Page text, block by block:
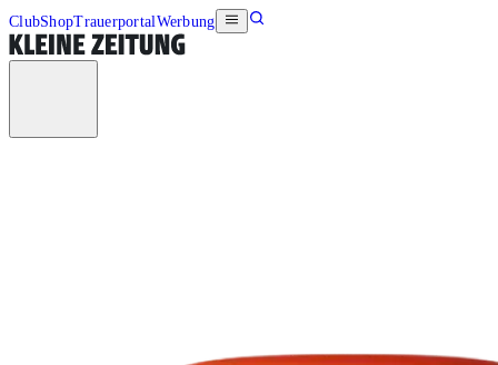
ClubShopTrauerportalWerbung